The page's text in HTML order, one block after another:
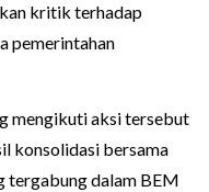
kritik terhadap
pemerintahan
mengikuti aksi tersebut
konsolidasi bersama
tergabung dalam BEM